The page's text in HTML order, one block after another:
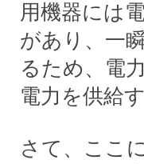
用機器には
があり、一
るため、電
電力を供給
さて、ここ